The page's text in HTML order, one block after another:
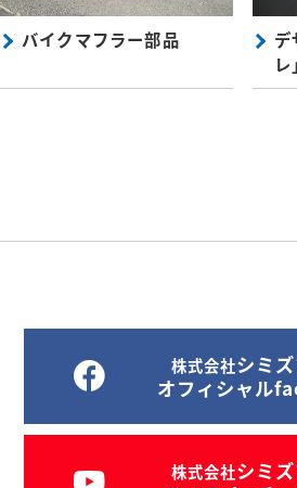
バイクマフラー部品
デ
レ」
株式会社シミ
オフィシャル
株式会社シミ